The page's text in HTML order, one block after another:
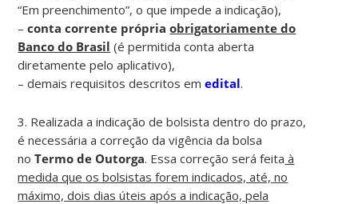
“Em preenchimento”, o que impede a indicação),
–conta corrente própriaobrigatoriamente do
Banco do Brasil (é permitida conta aberta
diretamente pelo aplicativo),
– demais requisitos descritos emedital.
3. Realizada a indicação de bolsista dentro do prazo,
é necessária a correção da vigência da bolsa
noTermo de Outorga. Essa correção será feita à
medida que os bolsistas forem indicados, até, no
máximo, dois dias úteis após a indicação, pela